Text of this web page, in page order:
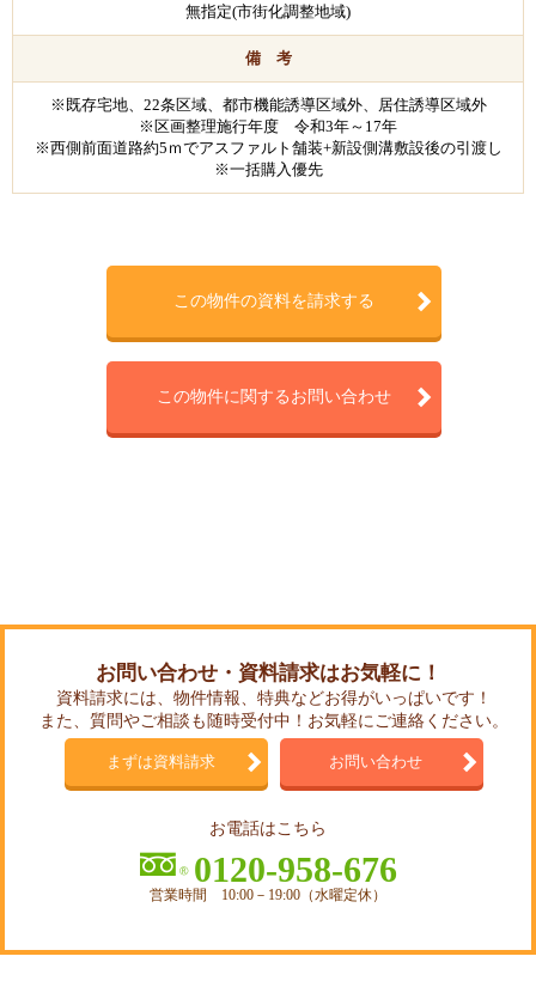
無指定(市街化調整地域)
備 考
※既存宅地、22条区域、都市機能誘導区域外、居住誘導区域外
※区画整理施行年度 令和3年～17年
※西側前面道路約5ｍでアスファルト舗装+新設側溝敷設後の引渡し
※一括購入優先
この物件の資料を請求する
この物件に関するお問い合わせ
お問い合わせ・資料請求はお気軽に！
資料請求には、物件情報、特典などお得がいっぱいです！
また、質問やご相談も随時受付中！お気軽にご連絡ください。
まずは資料請求 お問い合わせ
お電話はこちら
0120-958-676
営業時間 10:00－19:00（水曜定休）